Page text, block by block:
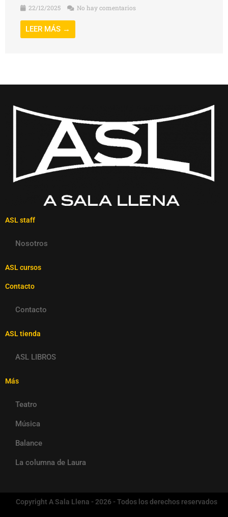
22/12/2025
No hay comentarios
LEER MÁS →
ASL staff
Nosotros
ASL cursos
Contacto
Contacto
ASL tienda
ASL LIBROS
Más
Teatro
Música
Balance
La columna de Laura
Copyright A Sala Llena - 2026 - Todos los derechos reservados